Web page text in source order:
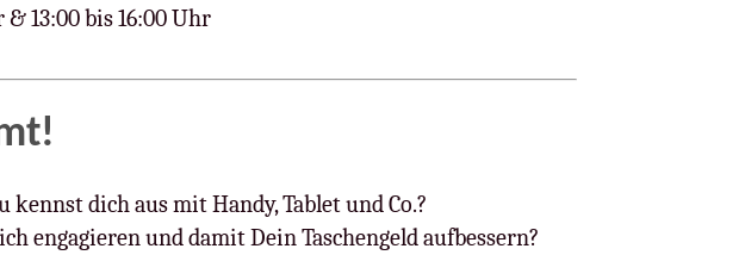
13:00 bis 16:00 Uhr
kennst dich aus mit Handy, Tablet und Co.?
engagieren und damit Dein Taschengeld aufbessern?